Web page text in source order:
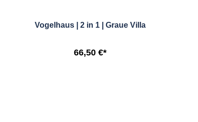
Vogelhaus | 2 in 1 | Graue Villa
66,50 €*